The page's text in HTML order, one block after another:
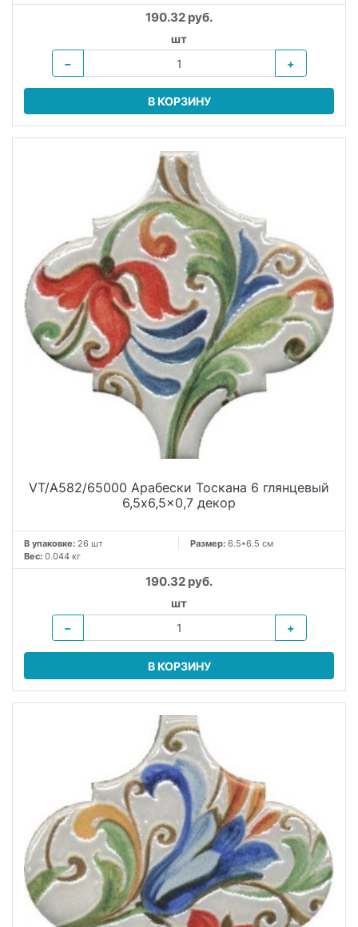
190.32 руб.
шт
−
+
В КОРЗИНУ
VT/A582/65000 Арабески Тоскана 6 глянцевый
6,5x6,5x0,7 декор
В упаковке: 26 шт Размер: 6.5*6.5 см
Вес: 0.044 кг
190.32 руб.
шт
−
+
В КОРЗИНУ